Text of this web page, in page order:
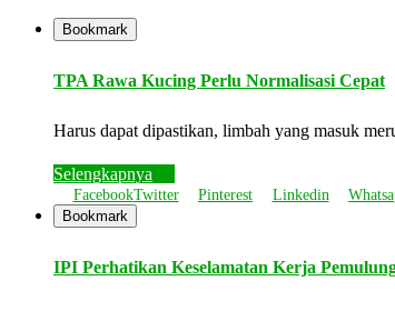
Bookmark
TPA Rawa Kucing Perlu Normalisasi Cepat
Harus dapat dipastikan, limbah yang masuk
Selengkapnya
FacebookTwitter Pinterest Linkedin
Bookmark
IPI Perhatikan Keselamatan Kerja